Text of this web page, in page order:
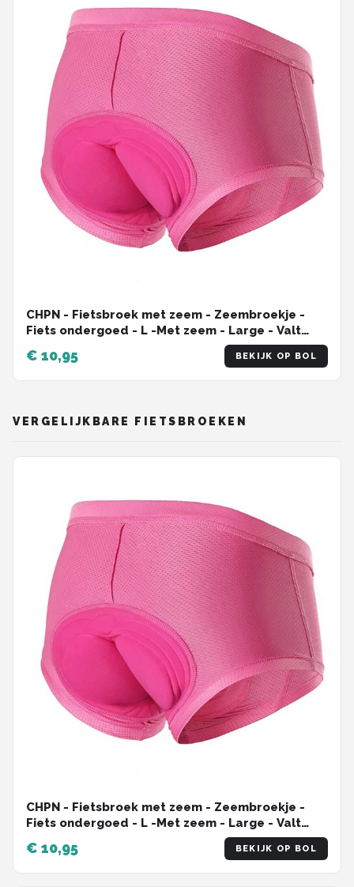
CHPN - Fietsbroek met zeem - Zeembroekje -
Fiets ondergoed - L -Met zeem - Large - Valt
klein - Unisex - Onderbroek voor fietsen -
Fietsshort - Bilpijn bij fietsen - Roze
€ 10,95 BEKIJK OP BOL
VERGELIJKBARE FIETSBROEKEN
CHPN - Fietsbroek met zeem - Zeembroekje -
Fiets ondergoed - L -Met zeem - Large - Valt
klein - Unisex - Onderbroek voor fietsen -
Fietsshort - Bilpijn bij fietsen - Roze
€ 10,95 BEKIJK OP BOL